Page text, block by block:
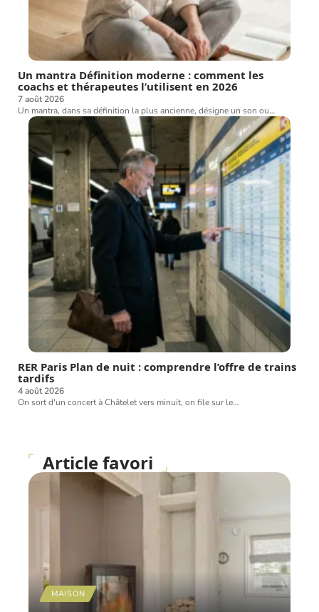
Un mantra Définition moderne : comment les
coachs et thérapeutes l’utilisent en 2026
7 août 2026
Un mantra, dans sa définition la plus ancienne, désigne un son ou…
RER Paris Plan de nuit : comprendre l’offre de trains
tardifs
4 août 2026
On sort d'un concert à Châtelet vers minuit, on file sur le…
Article favori
MAISON